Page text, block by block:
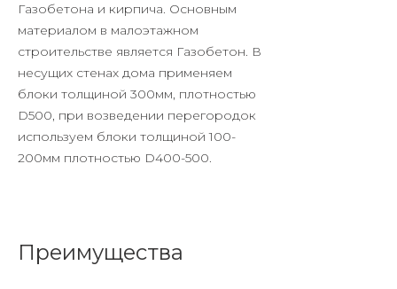
Газобетона и кирпича. Основным
материалом в малоэтажном
строительстве является Газобетон. В
несущих стенах дома применяем
блоки толщиной 300мм, плотностью
D500, при возведении перегородок
используем блоки толщиной 100-
200мм плотностью D400-500.
Преимущества